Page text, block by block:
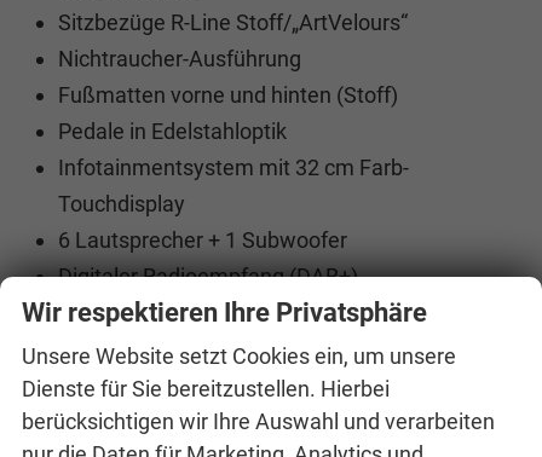
Sitzbezüge R-Line Stoff/„ArtVelours“
Nichtraucher-Ausführung
Fußmatten vorne und hinten (Stoff)
Pedale in Edelstahloptik
Infotainmentsystem mit 32 cm Farb-
Touchdisplay
6 Lautsprecher + 1 Subwoofer
Digitaler Radioempfang (DAB+)
USB-C-Anschlüsse (45 W Ladeleistung)
2× vorne (Daten & Laden)
2× hinten (nur Laden)
Telefonvorbereitung Bluetooth
Wir respektieren Ihre Privatsphäre
Unsere Website setzt Cookies ein, um unsere
Dienste für Sie bereitzustellen. Hierbei
berücksichtigen wir Ihre Auswahl und verarbeiten